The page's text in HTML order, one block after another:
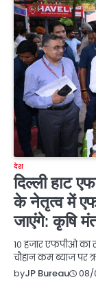
देश
दिल्ली हाट
के नेतृत्व में
जाएंगे: कृषि
10 हजार एफपीओ का
चौहान कम ब्याज पर
byJP Bureau 08/